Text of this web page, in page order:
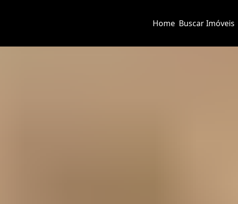
Home Buscar Imóveis